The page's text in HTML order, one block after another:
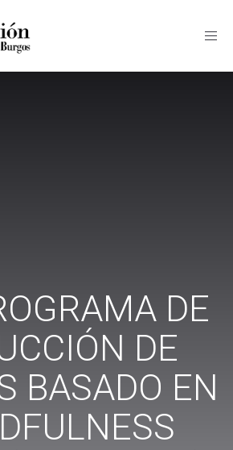
DE
DE
BASADO EN